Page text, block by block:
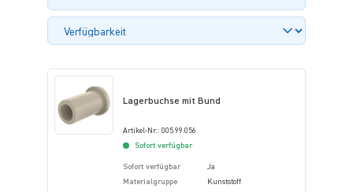
Lagerbuchse mit Bund
Artikel-Nr.: 005.99.056
Sofort verfügbar
Sofort verfügbar
Ja
Materialgruppe
Kunststoff